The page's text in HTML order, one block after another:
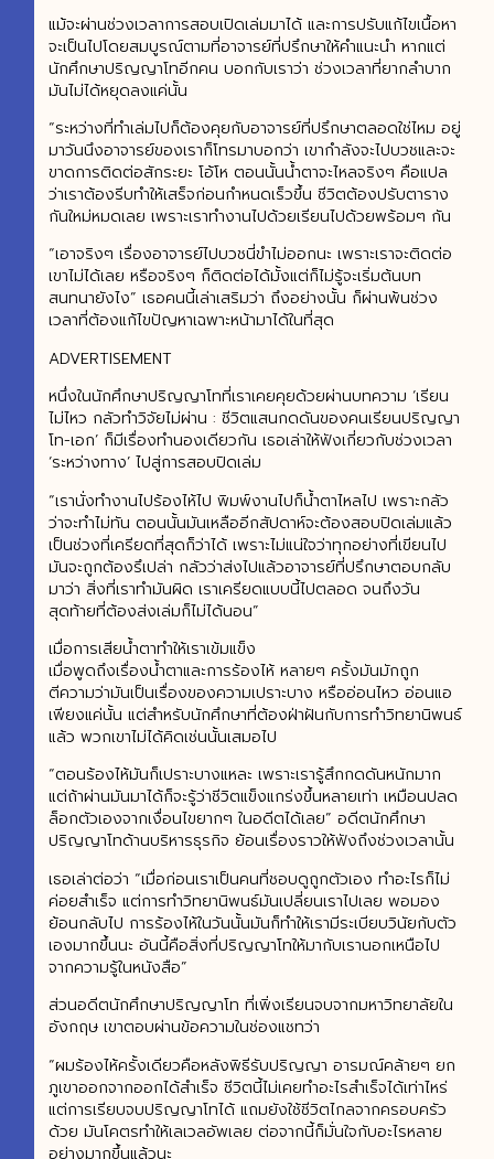
แม้จะผ่านช่วงเวลาการสอบเปิดเล่มมาได้ และการปรับแก้ไขเนื้อหา
จะเป็นไปโดยสมบูรณ์ตามที่อาจารย์ที่ปรึกษาให้คำแนะนำ หากแต่
นักศึกษาปริญญาโทอีกคน บอกกับเราว่า ช่วงเวลาที่ยากลำบาก
มันไม่ได้หยุดลงแค่นั้น
“ระหว่างที่ทำเล่มไปก็ต้องคุยกับอาจารย์ที่ปรึกษาตลอดใช่ไหม อยู่
มาวันนึงอาจารย์ของเราก็โทรมาบอกว่า เขากำลังจะไปบวชและจะ
ขาดการติดต่อสักระยะ โอ้โห ตอนนั้นน้ำตาจะไหลจริงๆ คือแปล
ว่าเราต้องรีบทำให้เสร็จก่อนกำหนดเร็วขึ้น ชีวิตต้องปรับตาราง
กันใหม่หมดเลย เพราะเราทำงานไปด้วยเรียนไปด้วยพร้อมๆ กัน
“เอาจริงๆ เรื่องอาจารย์ไปบวชนี่ขำไม่ออกนะ เพราะเราจะติดต่อ
เขาไม่ได้เลย หรือจริงๆ ก็ติดต่อได้มั้งแต่ก็ไม่รู้จะเริ่มต้นบท
สนทนายังไง” เธอคนนี้เล่าเสริมว่า ถึงอย่างนั้น ก็ผ่านพ้นช่วง
เวลาที่ต้องแก้ไขปัญหาเฉพาะหน้ามาได้ในที่สุด
ADVERTISEMENT
หนึ่งในนักศึกษาปริญญาโทที่เราเคยคุยด้วยผ่านบทความ ‘เรียน
ไม่ไหว กลัวทำวิจัยไม่ผ่าน : ชีวิตแสนกดดันของคนเรียนปริญญา
โท-เอก’ ก็มีเรื่องทำนองเดียวกัน เธอเล่าให้ฟังเกี่ยวกับช่วงเวลา
‘ระหว่างทาง’ ไปสู่การสอบปิดเล่ม
“เรานั่งทำงานไปร้องไห้ไป พิมพ์งานไปก็น้ำตาไหลไป เพราะกลัว
ว่าจะทำไม่ทัน ตอนนั้นมันเหลืออีกสัปดาห์จะต้องสอบปิดเล่มแล้ว
เป็นช่วงที่เครียดที่สุดก็ว่าได้ เพราะไม่แน่ใจว่าทุกอย่างที่เขียนไป
มันจะถูกต้องรึเปล่า กลัวว่าส่งไปแล้วอาจารย์ที่ปรึกษาตอบกลับ
มาว่า สิ่งที่เราทำมันผิด เราเครียดแบบนี้ไปตลอด จนถึงวัน
สุดท้ายที่ต้องส่งเล่มก็ไม่ได้นอน”
เมื่อการเสียน้ำตาทำให้เราเข้มแข็ง
เมื่อพูดถึงเรื่องน้ำตาและการร้องไห้ หลายๆ ครั้งมันมักถูก
ตีความว่ามันเป็นเรื่องของความเปราะบาง หรืออ่อนไหว อ่อนแอ
เพียงแค่นั้น แต่สำหรับนักศึกษาที่ต้องฝ่าฝันกับการทำวิทยานิพนธ์
แล้ว พวกเขาไม่ได้คิดเช่นนั้นเสมอไป
“ตอนร้องไห้มันก็เปราะบางแหละ เพราะเรารู้สึกกดดันหนักมาก
แต่ถ้าผ่านมันมาได้ก็จะรู้ว่าชีวิตแข็งแกร่งขึ้นหลายเท่า เหมือนปลด
ล็อกตัวเองจากเงื่อนไขยากๆ ในอดีตได้เลย” อดีตนักศึกษา
ปริญญาโทด้านบริหารธุรกิจ ย้อนเรื่องราวให้ฟังถึงช่วงเวลานั้น
เธอเล่าต่อว่า “เมื่อก่อนเราเป็นคนที่ชอบดูถูกตัวเอง ทำอะไรก็ไม่
ค่อยสำเร็จ แต่การทำวิทยานิพนธ์มันเปลี่ยนเราไปเลย พอมอง
ย้อนกลับไป การร้องไห้ในวันนั้นมันก็ทำให้เรามีระเบียบวินัยกับตัว
เองมากขึ้นนะ อันนี้คือสิ่งที่ปริญญาโทให้มากับเรานอกเหนือไป
จากความรู้ในหนังสือ”
ส่วนอดีตนักศึกษาปริญญาโท ที่เพิ่งเรียนจบจากมหาวิทยาลัยใน
อังกฤษ เขาตอบผ่านข้อความในช่องแชทว่า
“ผมร้องไห้ครั้งเดียวคือหลังพิธีรับปริญญา อารมณ์คล้ายๆ ยก
ภูเขาออกจากออกได้สำเร็จ ชีวิตนี้ไม่เคยทำอะไรสำเร็จได้เท่าไหร่
แต่การเรียบจบปริญญาโทได้ แถมยังใช้ชีวิตไกลจากครอบครัว
ด้วย มันโคตรทำให้เลเวลอัพเลย ต่อจากนี้ก็มั่นใจกับอะไรหลาย
อย่างมากขึ้นแล้วนะ